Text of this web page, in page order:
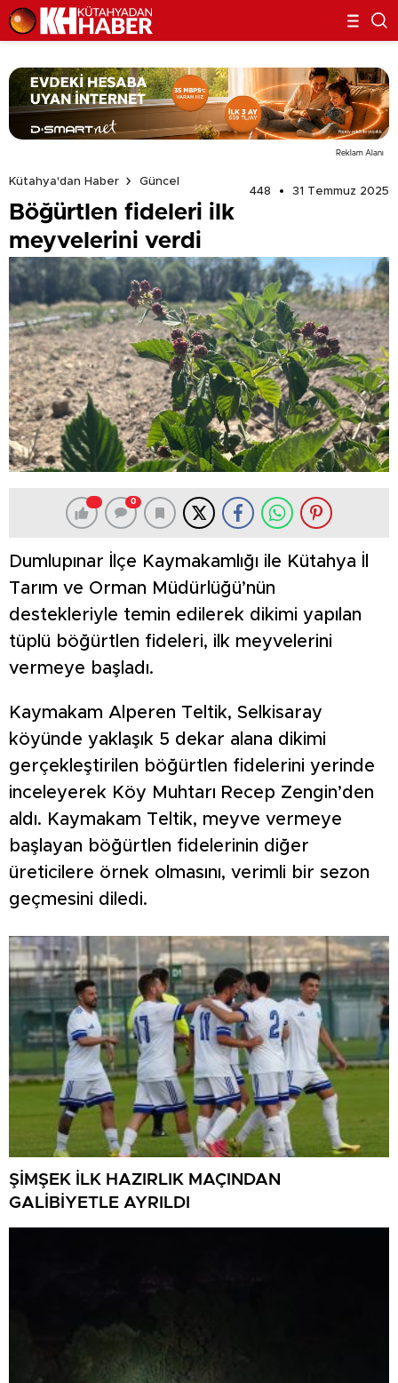
Reklam Alanı
Kütahya'dan Haber
Güncel
448
31 Temmuz 2025
Böğürtlen fideleri ilk
meyvelerini verdi
0
Dumlupınar İlçe Kaymakamlığı ile Kütahya İl
Tarım ve Orman Müdürlüğü’nün
destekleriyle temin edilerek dikimi yapılan
tüplü böğürtlen fideleri, ilk meyvelerini
vermeye başladı.
Kaymakam Alperen Teltik, Selkisaray
köyünde yaklaşık 5 dekar alana dikimi
gerçekleştirilen böğürtlen fidelerini yerinde
inceleyerek Köy Muhtarı Recep Zengin’den
aldı. Kaymakam Teltik, meyve vermeye
başlayan böğürtlen fidelerinin diğer
üreticilere örnek olmasını, verimli bir sezon
geçmesini diledi.
ŞİMŞEK İLK HAZIRLIK MAÇINDAN
GALİBİYETLE AYRILDI